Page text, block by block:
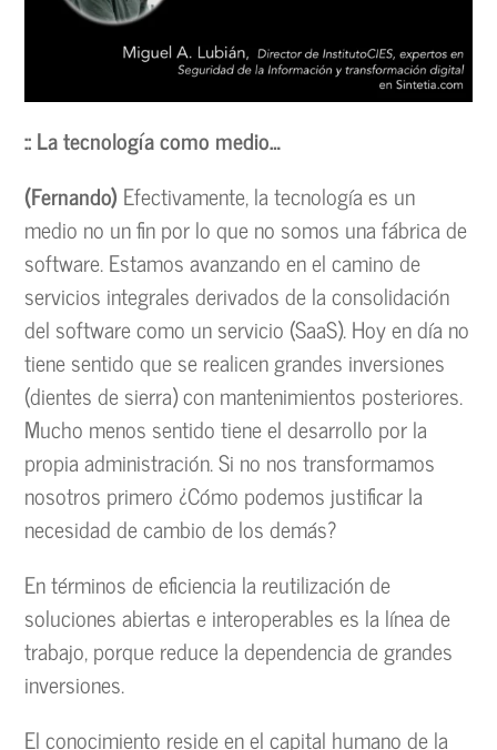
:: La tecnología como medio…
(Fernando) Efectivamente, la tecnología es un
medio no un fin por lo que no somos una fábrica de
software. Estamos avanzando en el camino de
servicios integrales derivados de la consolidación
del software como un servicio (SaaS). Hoy en día no
tiene sentido que se realicen grandes inversiones
(dientes de sierra) con mantenimientos posteriores.
Mucho menos sentido tiene el desarrollo por la
propia administración. Si no nos transformamos
nosotros primero ¿Cómo podemos justificar la
necesidad de cambio de los demás?
En términos de eficiencia la reutilización de
soluciones abiertas e interoperables es la línea de
trabajo, porque reduce la dependencia de grandes
inversiones.
El conocimiento reside en el capital humano de la